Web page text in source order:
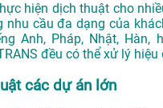
hiện dịch thuật cho
nhu cầu đa dạng của
Anh, Pháp, Nhật, Hàn,
đều có thể xử lý hiệu
các dự án lớn